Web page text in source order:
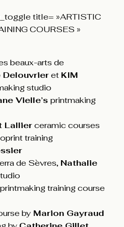
title= »ARTISTIC
COURSES »
beaux-arts de
Delouvrieret KIM
studio
Vielle’s printmaking
Lallierceramic courses
training
de Sèvres, Nathalie
training course
by Marion Gayraud